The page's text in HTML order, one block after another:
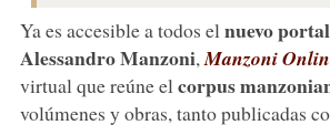
Ya es accesible a todos elnuevo
Alessandro Manzoni, Manzoni
virtual que reúne el corpus
volúmenes y obras, tanto publicadas